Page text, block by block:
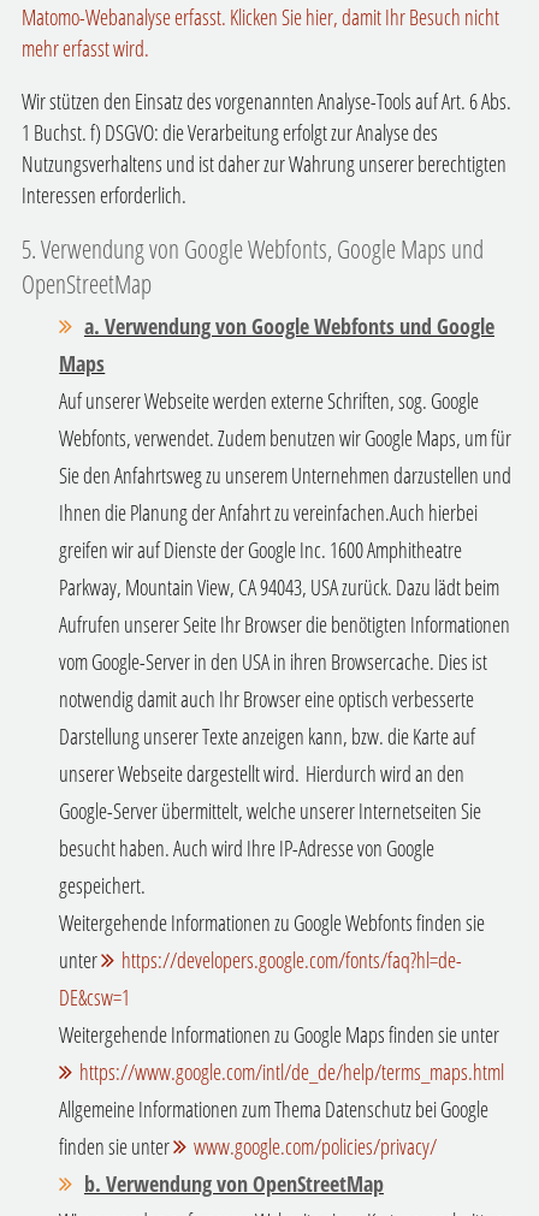
Matomo-Webanalyse erfasst. Klicken Sie hier, damit Ihr Besuch nicht
mehr erfasst wird.
Wir stützen den Einsatz des vorgenannten Analyse-Tools auf Art. 6 Abs.
1 Buchst. f) DSGVO: die Verarbeitung erfolgt zur Analyse des
Nutzungsverhaltens und ist daher zur Wahrung unserer berechtigten
Interessen erforderlich.
5. Verwendung von Google Webfonts, Google Maps und
OpenStreetMap
a. Verwendung von Google Webfonts und Google
Maps
Auf unserer Webseite werden externe Schriften, sog. Google
Webfonts, verwendet. Zudem benutzen wir Google Maps, um für
Sie den Anfahrtsweg zu unserem Unternehmen darzustellen und
Ihnen die Planung der Anfahrt zu vereinfachen.Auch hierbei
greifen wir auf Dienste der Google Inc. 1600 Amphitheatre
Parkway, Mountain View, CA 94043, USA zurück. Dazu lädt beim
Aufrufen unserer Seite Ihr Browser die benötigten Informationen
vom Google-Server in den USA in ihren Browsercache. Dies ist
notwendig damit auch Ihr Browser eine optisch verbesserte
Darstellung unserer Texte anzeigen kann, bzw. die Karte auf
unserer Webseite dargestellt wird. Hierdurch wird an den
Google-Server übermittelt, welche unserer Internetseiten Sie
besucht haben. Auch wird Ihre IP-Adresse von Google
gespeichert.
Weitergehende Informationen zu Google Webfonts finden sie
unter
https://developers.google.com/fonts/faq?hl=de-
DE&csw=1
Weitergehende Informationen zu Google Maps finden sie unter
https://www.google.com/intl/de_de/help/terms_maps.html
Allgemeine Informationen zum Thema Datenschutz bei Google
finden sie unter
www.google.com/policies/privacy/
b. Verwendung von OpenStreetMap